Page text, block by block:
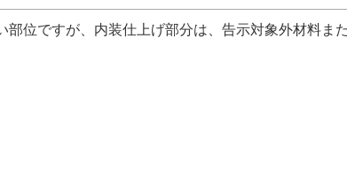
位ですが、内装仕上げ部分は、告示対象外材